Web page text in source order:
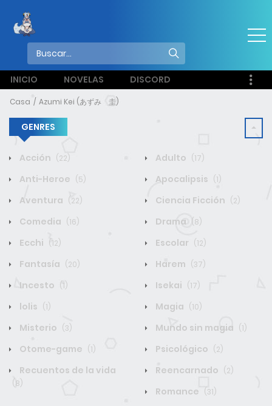
INICIO NOVELAS DISCORD
Casa Azumi Kei (あずみ 圭)
GENRES
Acción (22) Adulto (17)
Anti-Heroe (5) Apocalipsis (1)
Aventura (22) Ciencia Ficción (2)
Comedia (16) Drama (8)
Ecchi (12) Escolar (12)
Fantasía (20) Harem (37)
Incesto (1) Isekai (17)
lolis (1) Magia (10)
Misterio (3) Mundo sin magia (1)
Otome-game (1) Psicológico (2)
Recuentos de la vida
(8)
Reencarnado (2)
Romance (31)